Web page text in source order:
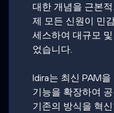
대한 개념을 근본
제 모든 신원이 민
세스하여 대규모
었습니다.
Idira는 최신 PAM
기능을 확장하여
기존의 방식을 혁신